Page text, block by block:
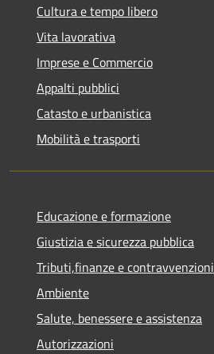
Cultura e tempo libero
Vita lavorativa
Imprese e Commercio
Appalti pubblici
Catasto e urbanistica
Mobilità e trasporti
Educazione e formazione
Giustizia e sicurezza pubblica
Tributi,finanze e contravvenzioni
Ambiente
Salute, benessere e assistenza
Autorizzazioni